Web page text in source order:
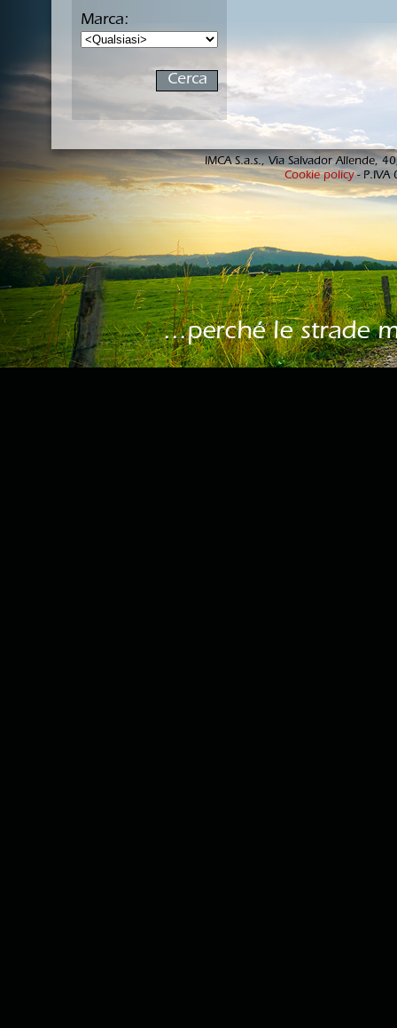
Marca:
IMCA S.a.s., Via Salvador Allende,
Cookie policy- P.IVA
...perché le strade